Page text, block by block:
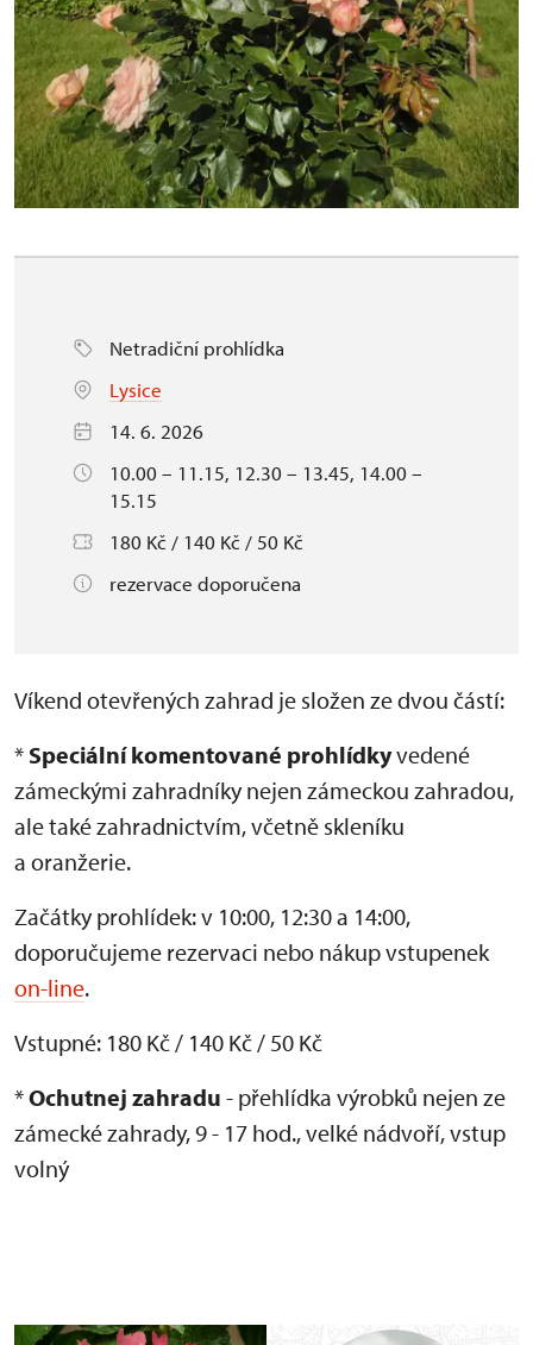
Netradiční prohlídka
Lysice
14. 6. 2026
10.00 – 11.15, 12.30 – 13.45, 14.00 –
15.15
180 Kč / 140 Kč / 50 Kč
rezervace doporučena
Víkend otevřených zahrad je složen ze dvou částí:
* Speciální komentované prohlídkyvedené
zámeckými zahradníky nejen zámeckou zahradou,
ale také zahradnictvím, včetně skleníku
a oranžerie.
Začátky prohlídek: v 10:00, 12:30 a 14:00,
doporučujeme rezervaci nebo nákup vstupenek
on-line.
Vstupné: 180 Kč / 140 Kč / 50 Kč
*Ochutnej zahradu - přehlídka výrobků nejen ze
zámecké zahrady, 9 - 17 hod., velké nádvoří, vstup
volný